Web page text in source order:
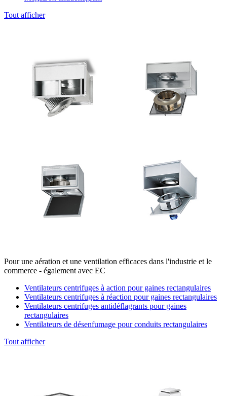
Tout afficher
Pour une aération et une ventilation efficaces dans l'industrie et le
commerce - également avec EC
Ventilateurs centrifuges à action pour gaines rectangulaires
Ventilateurs centrifuges à réaction pour gaines rectangulaires
Ventilateurs centrifuges antidéflagrants pour gaines
rectangulaires
Ventilateurs de désenfumage pour conduits rectangulaires
Tout afficher